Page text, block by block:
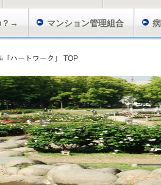
？→ マンション管理組合
「ハートワーク」 TOP